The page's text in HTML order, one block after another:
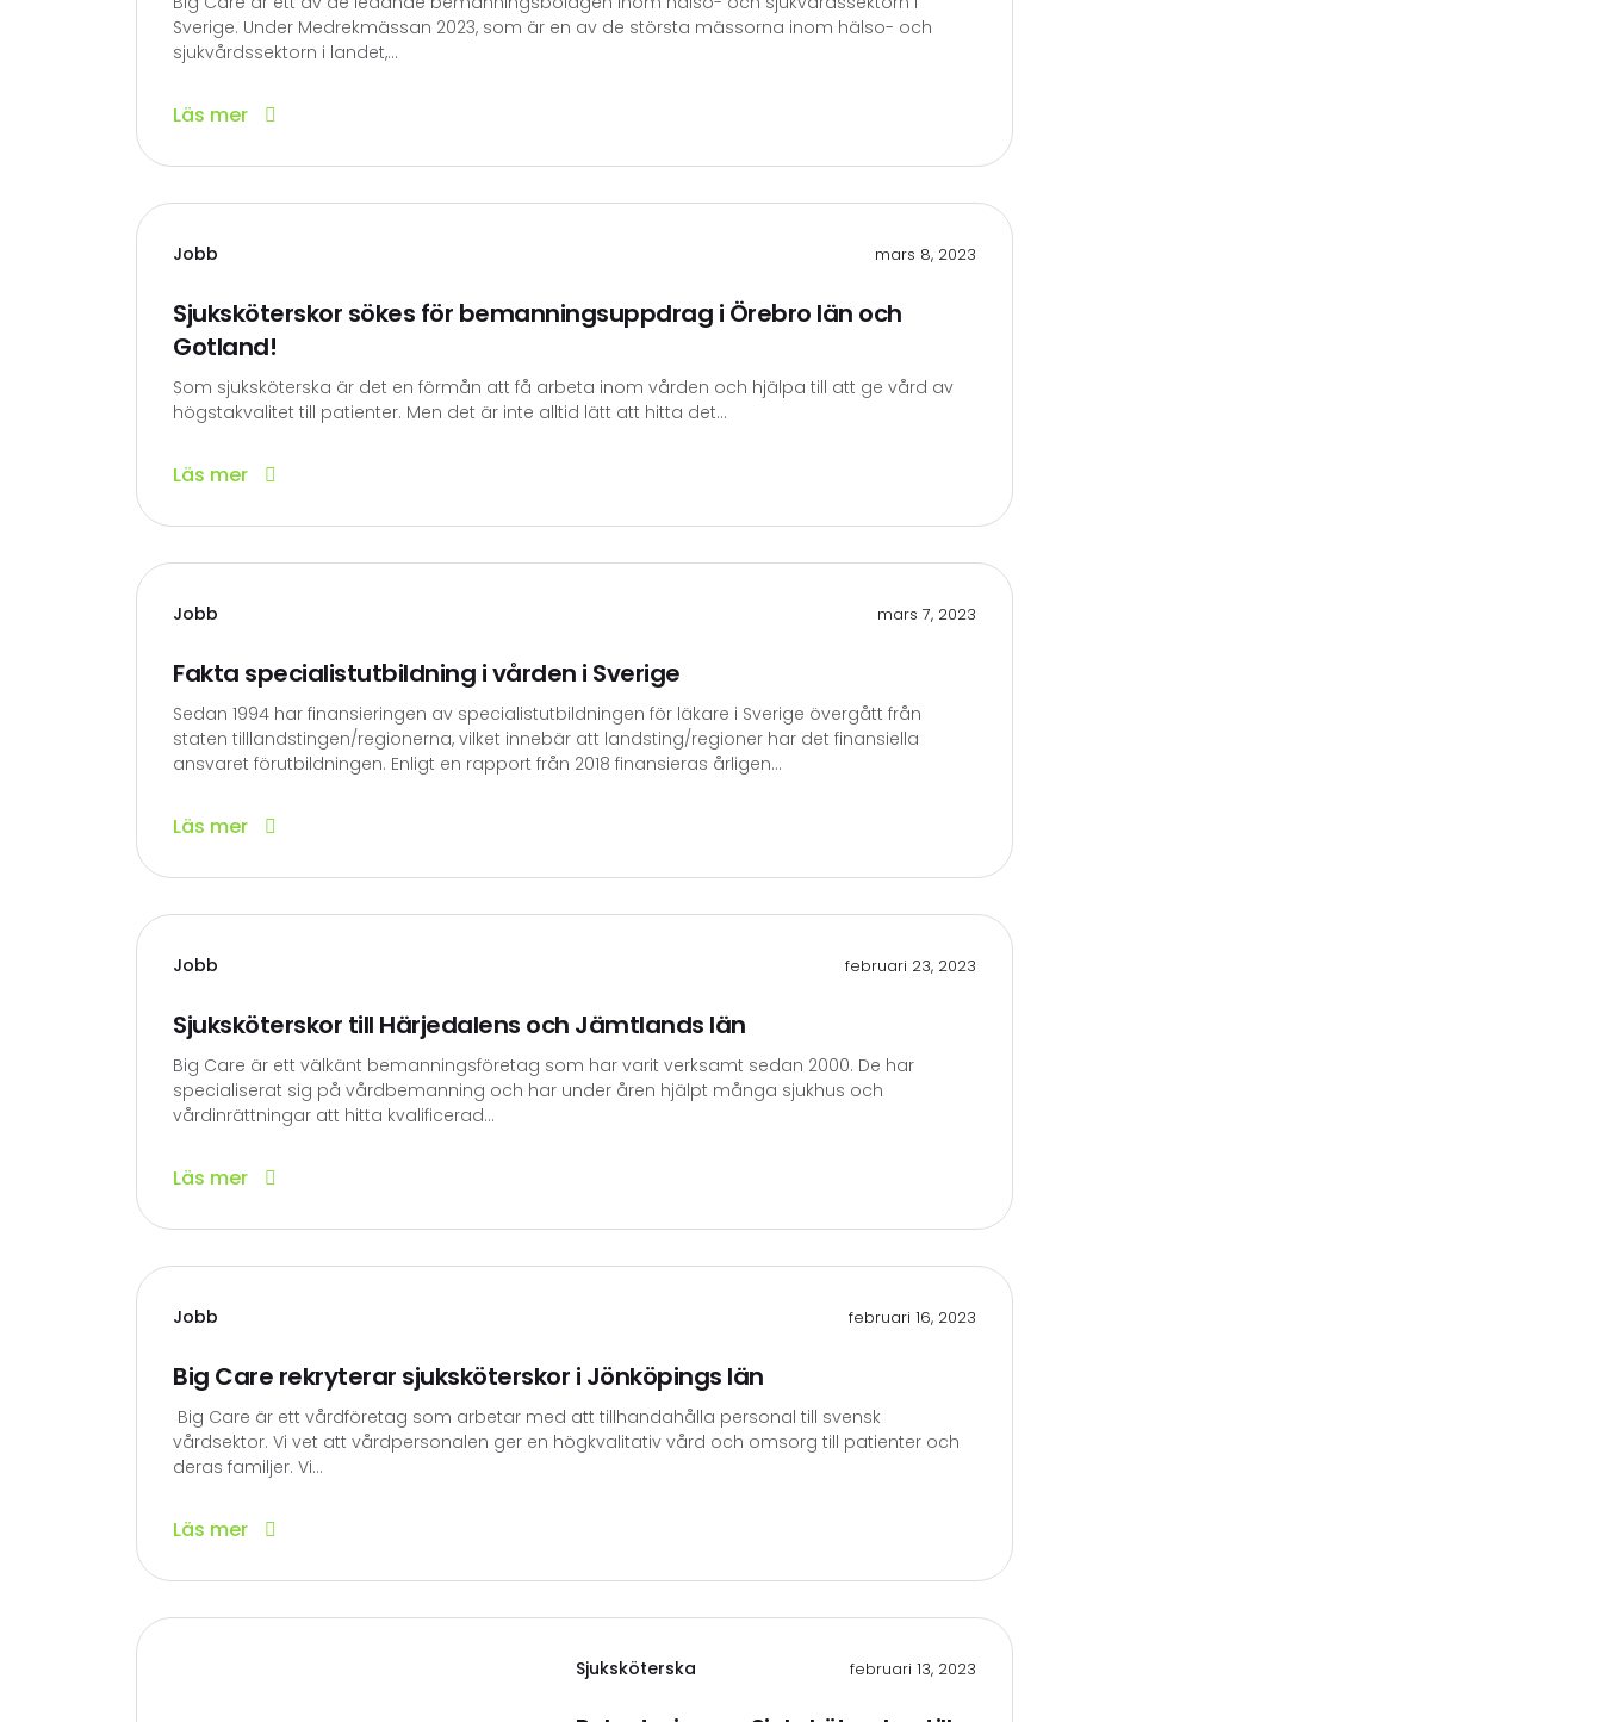
Sverige. Under Medrekmässan 2023, som är en av de största mässorna inom hälso- och
sjukvårdssektorn i landet,...
Läs mer
Jobb mars 8, 2023
Sjuksköterskor sökes för bemanningsuppdrag i Örebro län och
Gotland!
Som sjuksköterska är det en förmån att få arbeta inom vården och hjälpa till att ge vård av
högstakvalitet till patienter. Men det är inte alltid lätt att hitta det...
Läs mer
Jobb mars 7, 2023
Fakta specialistutbildning i vården i Sverige
Sedan 1994 har finansieringen av specialistutbildningen för läkare i Sverige övergått från
staten tilllandstingen/regionerna, vilket innebär att landsting/regioner har det finansiella
ansvaret förutbildningen. Enligt en rapport från 2018 finansieras årligen...
Läs mer
Jobb februari 23, 2023
Sjuksköterskor till Härjedalens och Jämtlands län
Big Care är ett välkänt bemanningsföretag som har varit verksamt sedan 2000. De har
specialiserat sig på vårdbemanning och har under åren hjälpt många sjukhus och
vårdinrättningar att hitta kvalificerad...
Läs mer
Jobb februari 16, 2023
Big Care rekryterar sjuksköterskor i Jönköpings län
Big Care är ett vårdföretag som arbetar med att tillhandahålla personal till svensk
vårdsektor. Vi vet att vårdpersonalen ger en högkvalitativ vård och omsorg till patienter och
deras familjer. Vi...
Läs mer
Sjuksköterska februari 13, 2023